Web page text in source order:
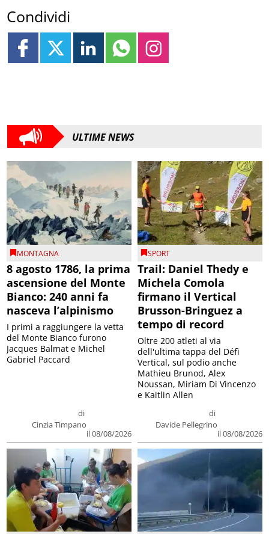
Condividi
ULTIME NEWS
MONTAGNA
8 agosto 1786, la prima
ascensione del Monte
Bianco: 240 anni fa
nasceva l’alpinismo
di
Cinzia Timpano
il 08/08/2026
I primi a raggiungere la vetta
del Monte Bianco furono
Jacques Balmat e Michel
Gabriel Paccard
SPORT
Trail: Daniel Thedy e
Michela Comola
firmano il Vertical
Brusson-Bringuez a
tempo di record
di
Davide Pellegrino
il 08/08/2026
Oltre 200 atleti al via
dell'ultima tappa del Défì
Vertical, sul podio anche
Mathieu Brunod, Alex
Noussan, Miriam Di Vincenzo
e Kaitlin Allen